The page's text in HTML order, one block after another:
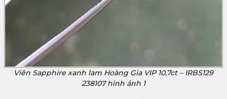
Viên Sapphire xanh lam Hoàng Gia VIP 10,7ct – IRBS129
238107 hình ảnh 1